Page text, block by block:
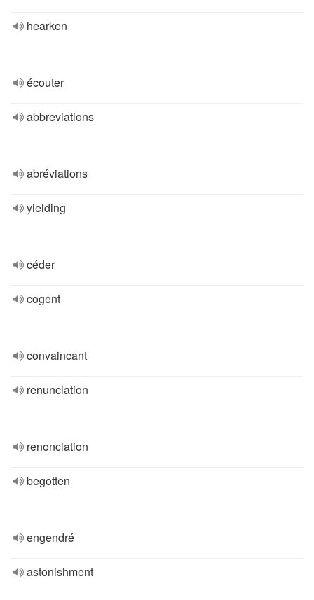
hearken
écouter
abbreviations
abréviations
yielding
céder
cogent
convaincant
renunciation
renonciation
begotten
engendré
astonishment